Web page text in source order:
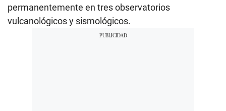
permanentemente en tres observatorios
vulcanológicos y sismológicos.